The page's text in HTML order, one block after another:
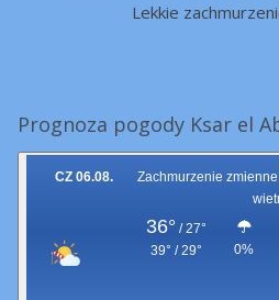
Lekkie
Prognoza pogody Ksar el
CZ 06.08.
Zachmurzenie
36° / 27°
39° / 29°
0%